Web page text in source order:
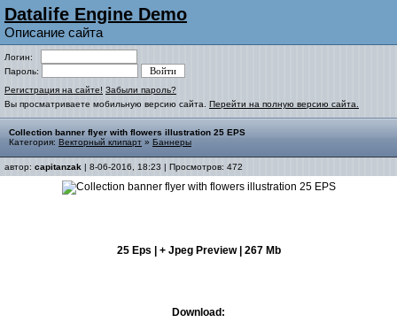
Datalife Engine Demo
Описание сайта
Логин:
Пароль:
Регистрация на сайте! Забыли пароль?
Вы просматриваете мобильную версию сайта. Перейти на полную версию сайта.
Collection banner flyer with flowers illustration 25 EPS
Категория: Векторный клипарт » Баннеры
автор: capitanzak | 8-06-2016, 18:23 | Просмотров: 472
25 Eps | + Jpeg Preview | 267 Mb
Download: